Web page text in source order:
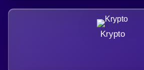
Krypto